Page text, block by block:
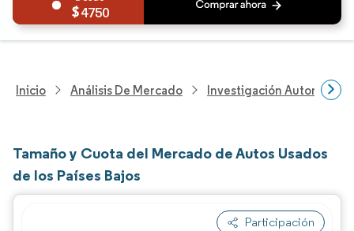
4750
Inicio Análisis De Mercado Investigación Automotriz
Tamaño y Cuota del Mercado de Autos Usados
de los Países Bajos
Participación